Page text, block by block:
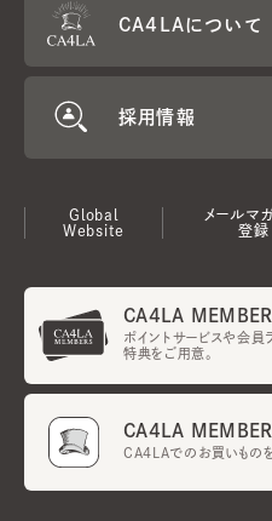
CA4LAについて
採用情報
Global
Website
メールマ
登録
CA4LA
ポイントサービスや会員
特典をご用意。
CA4LA
CA4LAでのお買いものを